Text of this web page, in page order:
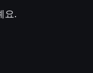
요.